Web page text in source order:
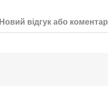
Новий відгук або коментар